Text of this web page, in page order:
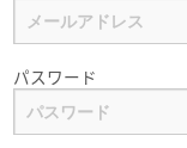
パスワード